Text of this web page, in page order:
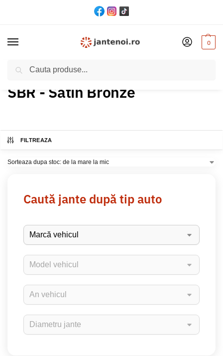
0
Acasă Produs Culoare / SBR - Satin Bronze
SBR - Satin Bronze
FILTREAZA
Caută jante după tip auto